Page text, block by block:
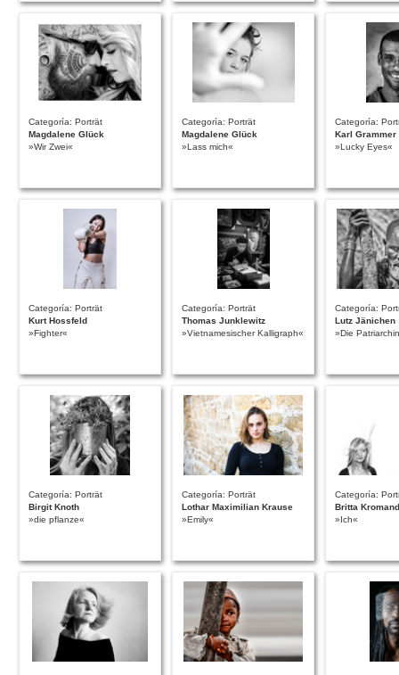
Categoría: Porträt
Magdalene Glück
»Wir Zwei«
Categoría: Porträt
Magdalene Glück
»Lass mich«
Categoría:
Karl Grammer
»Lucky Eyes«
Categoría: Porträt
Kurt Hossfeld
»Fighter«
Categoría: Porträt
Thomas Junklewitz
»Vietnamesischer Kalligraph«
Categoría:
Lutz Jänichen
»Die
Categoría: Porträt
Birgit Knoth
»die pflanze«
Categoría: Porträt
Lothar Maximilian Krause
»Emily«
Categoría:
Britta Kromand
»Ich«